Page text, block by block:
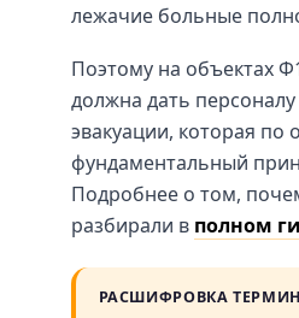
лежачие больные
Поэтому на объектах
должна дать
эвакуации, которая
фундаментальный
Подробнее о том,
разбирали в полном
РАСШИФРОВКА